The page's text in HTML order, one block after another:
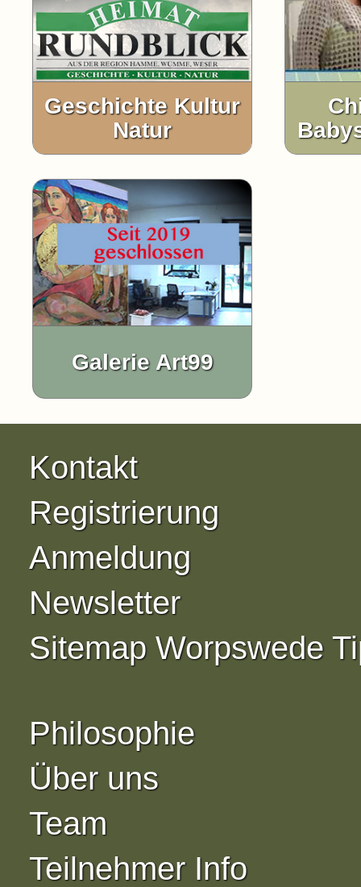
Geschichte Kultur
Natur
Galerie Art99
Kontakt
Registrierung
Anmeldung
Newsletter
Sitemap Worpswede
Philosophie
Über uns
Team
Teilnehmer Info